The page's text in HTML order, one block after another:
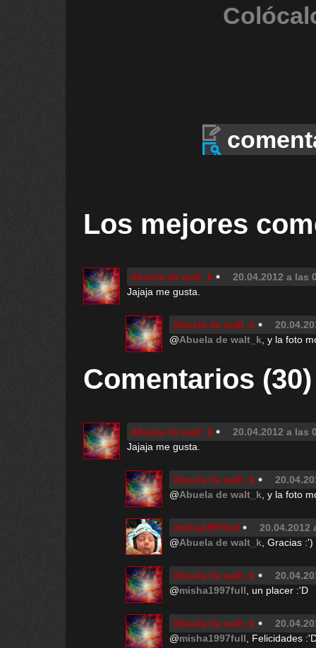
Los mejores
Abuela de walt_k
20.04.2012 a las
Jajaja me gusta.
Abuela de walt_k
@Abuela de walt_k , y la foto
Comentarios (30)
Abuela de walt_k
20.04.2012 a las
Jajaja me gusta.
Abuela de walt_k
@Abuela de walt_k , y la foto
misha1997full
20.04.2012
@Abuela de walt_k , Gracias :')
Abuela de walt_k
@misha1997full , un placer :'D
Abuela de walt_k
@misha1997full , Felicidades